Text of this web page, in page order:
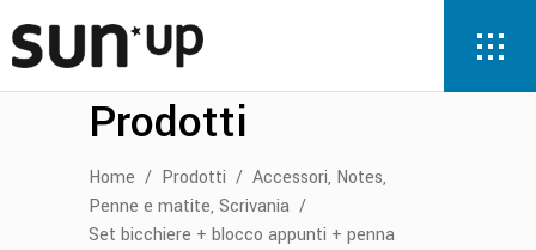
Prodotti
Home / Prodotti / Accessori, Notes,
Penne e matite, Scrivania /
Set bicchiere + blocco appunti + penna